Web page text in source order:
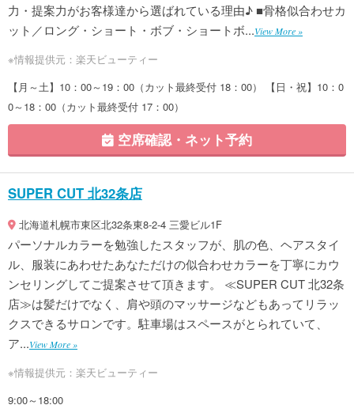
力・提案力がお客様達から選ばれている理由♪ ■骨格似合わせカ
ット／ロング・ショート・ボブ・ショートボ...View More »
※情報提供元：楽天ビューティー
【月～土】10：00～19：00（カット最終受付 18：00） 【日・祝】10：0
0～18：00（カット最終受付 17：00）
空席確認・ネット予約
SUPER CUT 北32条店
北海道札幌市東区北32条東8-2-4 三愛ビル1F
パーソナルカラーを勉強したスタッフが、肌の色、ヘアスタイ
ル、服装にあわせたあなただけの似合わせカラーを丁寧にカウ
ンセリングしてご提案させて頂きます。 ≪SUPER CUT 北32条
店≫は髪だけでなく、肩や頭のマッサージなどもあってリラッ
クスできるサロンです。駐車場はスペースがとられていて、
ア...View More »
※情報提供元：楽天ビューティー
9:00～18:00